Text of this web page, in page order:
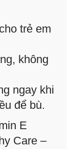
trẻ em
không
ngay khi
để bù.
E
Care –